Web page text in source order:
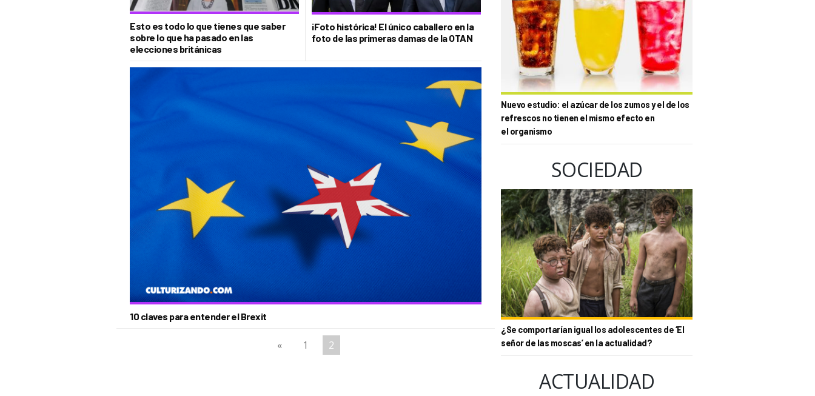
Esto es todo lo que tienes que saber
sobre lo que ha pasado en las
elecciones británicas
¡Foto histórica! El único caballero en la
foto de las primeras damas de la OTAN
10 claves para entender el Brexit
« 1 2
Nuevo estudio: el azúcar de los zumos y el de los
refrescos no tienen el mismo efecto en
el organismo
SOCIEDAD
¿Se comportarían igual los adolescentes de ‘El
señor de las moscas’ en la actualidad?
ACTUALIDAD